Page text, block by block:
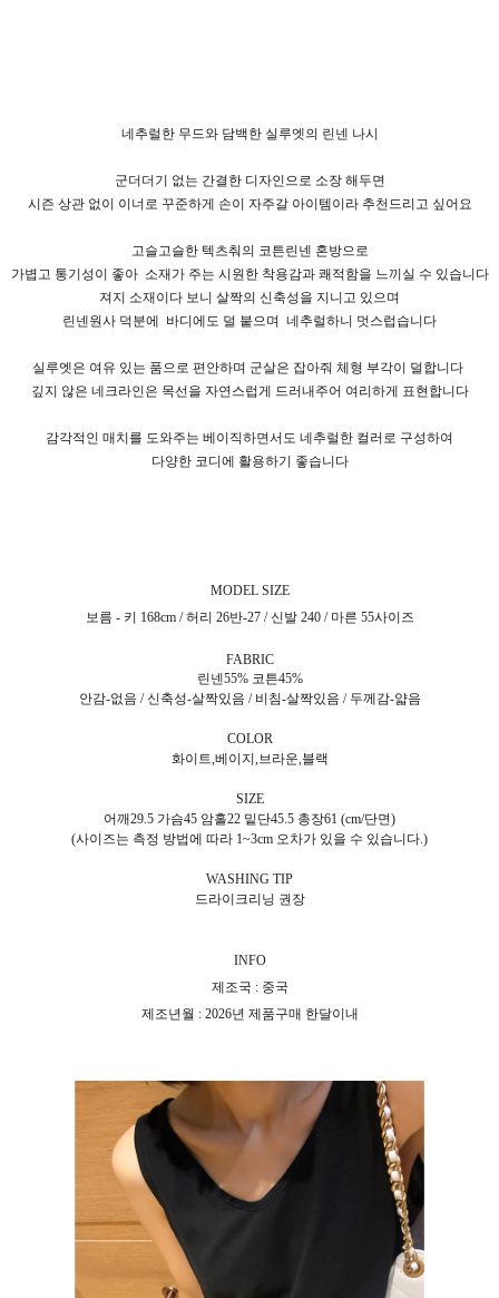
네추럴한 무드와 담백한 실루엣의 린넨 나시
군더더기 없는 간결한 디자인으로 소장 해두면
시즌 상관 없이 이너로 꾸준하게 손이 자주갈 아이템이라 추천드리고 싶어요
고슬고슬한 텍츠춰의 코튼린넨 혼방으로
가볍고 통기성이 좋아 소재가 주는 시원한 착용감과 쾌적함을 느끼실 수 있습니다
져지 소재이다 보니 살짝의 신축성을 지니고 있으며
린넨원사 덕분에
바디에도 덜 붙으며 네추럴하니 멋스럽습니다
실루엣은 여유 있는 품으로 편안하며 군살은 잡아줘 체형 부각이 덜합니다
깊지 않은 네크라인은 목선을 자연스럽게 드러내주어 여리하게 표현합니다
감각적인 매치를 도와주는 베이직하면서도 네추럴한 컬러로 구성하여
다양한 코디에 활용하기 좋습니다
MODEL SIZE
보름 - 키 168cm / 허리 26반-27 / 신발 240 / 마른 55사이즈
FABRIC
린넨55% 코튼45%
안감-없음 / 신축성-살짝있음 / 비침-살짝있음 / 두께감-얇음
COLOR
화이트,베이지,브라운,블랙
SIZE
어깨29.5 가슴45 암홀22 밑단45.5 총장61 (cm/단면)
(사이즈는 측정 방법에 따라 1~3cm 오차가 있을 수 있습니다.)
WASHING TIP
드라이크리닝 권장
INFO
제조국 : 중국
제조년월 : 2026년 제품구매 한달이내